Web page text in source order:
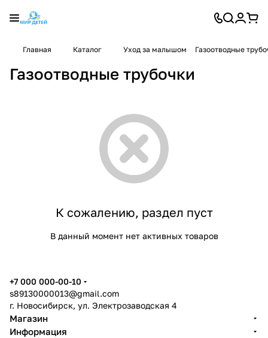
Главная Каталог Уход за малышом Газоотводные
Газоотводные трубочки
К сожалению, раздел пуст
В данный момент нет активных товаров
+7 000 000-00-10
s89130000013@gmail.com
г. Новосибирск, ул. Электрозаводская 4
Магазин
Информация